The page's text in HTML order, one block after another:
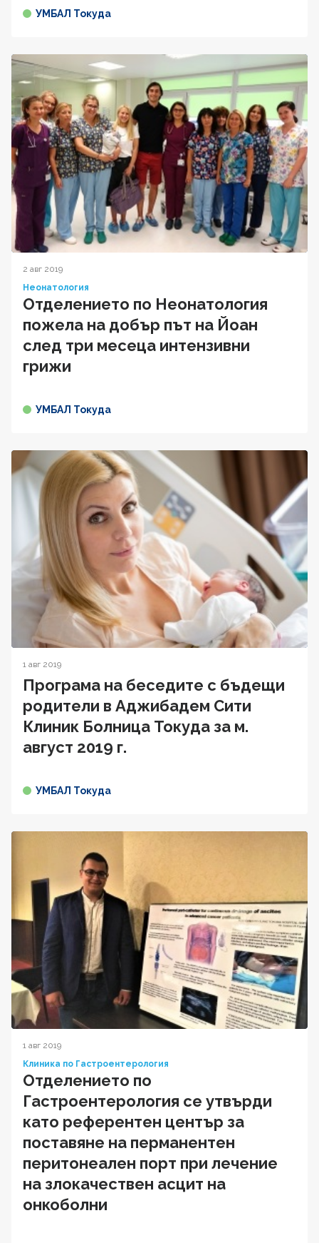
УМБАЛ Токуда
2 авг 2019
Неонатология
Отделението по Неонатология
пожела на добър път на Йоан
след три месеца интензивни
грижи
УМБАЛ Токуда
1 авг 2019
Програма на беседите с бъдещи
родители в Аджибадем Сити
Клиник Болница Токуда за м.
август 2019 г.
УМБАЛ Токуда
1 авг 2019
Клиника по Гастроентерология
Отделението по
Гастроентерология се утвърди
като референтен център за
поставяне на перманентен
перитонеален порт при лечение
на злокачествен асцит на
онкоболни